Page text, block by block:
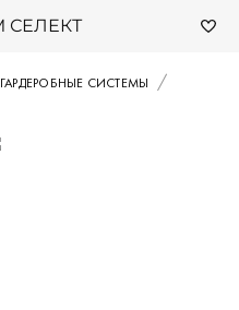
ГАРДЕРОБНЫЕ СИСТЕМЫ